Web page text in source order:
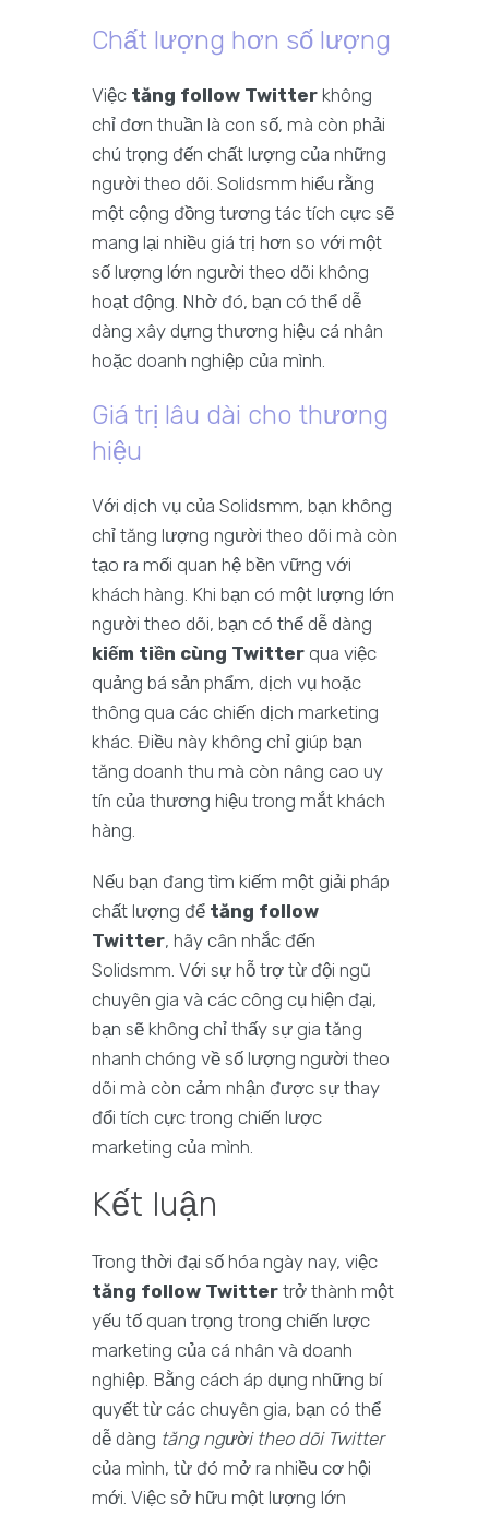
Chất lượng hơn số lượng
Việc tăng follow Twitter không
chỉ đơn thuần là con số, mà còn phải
chú trọng đến chất lượng của những
người theo dõi. Solidsmm hiểu rằng
một cộng đồng tương tác tích cực sẽ
mang lại nhiều giá trị hơn so với một
số lượng lớn người theo dõi không
hoạt động. Nhờ đó, bạn có thể dễ
dàng xây dựng thương hiệu cá nhân
hoặc doanh nghiệp của mình.
Giá trị lâu dài cho thương
hiệu
Với dịch vụ của Solidsmm, bạn không
chỉ tăng lượng người theo dõi mà còn
tạo ra mối quan hệ bền vững với
khách hàng. Khi bạn có một lượng lớn
người theo dõi, bạn có thể dễ dàng
kiếm tiền cùng Twitter qua việc
quảng bá sản phẩm, dịch vụ hoặc
thông qua các chiến dịch marketing
khác. Điều này không chỉ giúp bạn
tăng doanh thu mà còn nâng cao uy
tín của thương hiệu trong mắt khách
hàng.
Nếu bạn đang tìm kiếm một giải pháp
chất lượng để tăng follow
Twitter, hãy cân nhắc đến
Solidsmm. Với sự hỗ trợ từ đội ngũ
chuyên gia và các công cụ hiện đại,
bạn sẽ không chỉ thấy sự gia tăng
nhanh chóng về số lượng người theo
dõi mà còn cảm nhận được sự thay
đổi tích cực trong chiến lược
marketing của mình.
Kết luận
Trong thời đại số hóa ngày nay, việc
tăng follow Twitter trở thành một
yếu tố quan trọng trong chiến lược
marketing của cá nhân và doanh
nghiệp. Bằng cách áp dụng những bí
quyết từ các chuyên gia, bạn có thể
dễ dàng tăng người theo dõi Twitter
của mình, từ đó mở ra nhiều cơ hội
mới. Việc sở hữu một lượng lớn